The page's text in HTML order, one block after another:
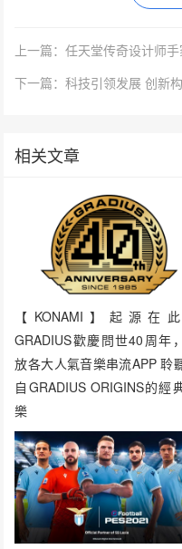
上一篇：任天堂传奇设计师
相关文章
【KONAMI】起源在此
GRADIUS歡慶問世40周年
放各大人氣音樂串流APP 聆
自GRADIUS ORIGINS的經
樂